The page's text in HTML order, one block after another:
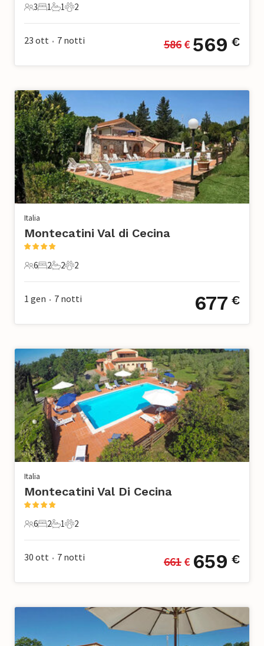
3 Ospiti
3
1 Camera da letto
1
1 Bagno
1
2 Animali domestici
2
23 ott • 7 notti 586 € 569 €
Italia
Montecatini Val di Cecina
6 Ospiti
6
2 Camere da letto
2
2 Bagni
2
2 Animali domestici
2
1 gen • 7 notti 677 €
Italia
Montecatini Val Di Cecina
6 Ospiti
6
2 Camere da letto
2
1 Bagno
1
2 Animali domestici
2
30 ott • 7 notti 661 € 659 €